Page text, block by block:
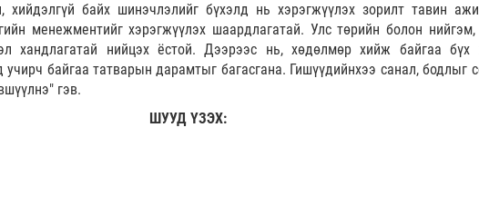
хийдэлгүй байх шинэчлэлийг бүхэлд нь хэрэгжүүлэх зорилт тавин
менежментийг хэрэгжүүлэх шаардлагатай. Улс төрийн болон
хандлагатай нийцэх ёстой. Дээрээс нь, хөдөлмөр хийж байгаа бүх
байгаа татварын дарамтыг багасгана. Гишүүдийнхээ санал, бодлыг
гэв.
ШУУД ҮЗЭХ: